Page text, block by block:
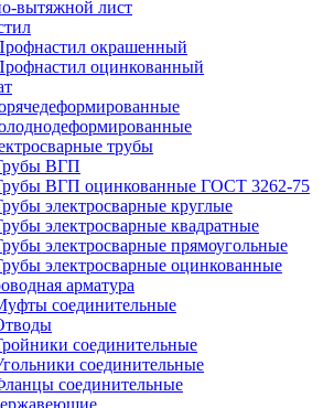
вытяжной лист
окрашенный
оцинкованный
трубы
ВГП
ВГП оцинкованные ГОСТ 3262-75
электросварные круглые
электросварные квадратные
электросварные прямоугольные
электросварные оцинкованные
арматура
соединительные
соединительные
соединительные
соединительные